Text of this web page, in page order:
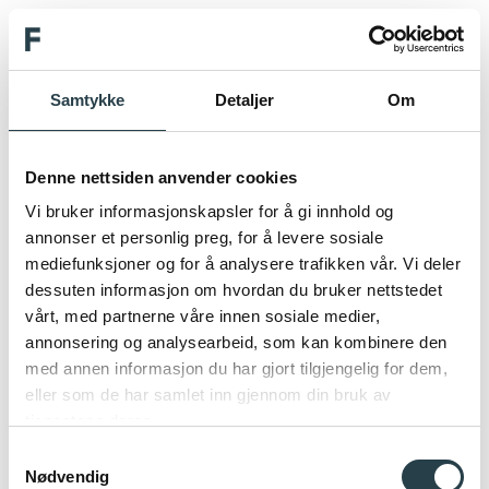
Samtykke Detaljer Om
Denne nettsiden anvender cookies
Vi bruker informasjonskapsler for å gi innhold og
annonser et personlig preg, for å levere sosiale
mediefunksjoner og for å analysere trafikken vår. Vi deler
dessuten informasjon om hvordan du bruker nettstedet
vårt, med partnerne våre innen sosiale medier,
annonsering og analysearbeid, som kan kombinere den
med annen informasjon du har gjort tilgjengelig for dem,
eller som de har samlet inn gjennom din bruk av
Nødvendig
Velkommen til
restaurantene i
Operaen
Brasserie Operaligger åpent i foajeen på
sjøsiden og har en variert meny til lunsj og
middag.Restaurant Havsmaker en fisk- og
sjømatrestaurant i eget vakkert lokale på
baksiden av Operaen med utsikt mot Deichman i
Bjørvika.
loungebar